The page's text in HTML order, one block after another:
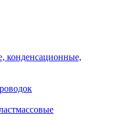
конденсационные,